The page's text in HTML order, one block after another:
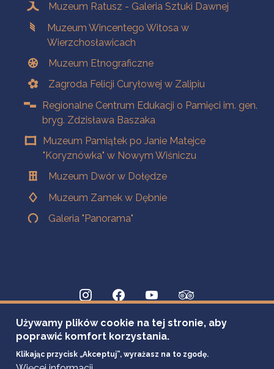
Muzeum Ratusz - Galeria Sztuki Dawnej
Muzeum Wincentego Witosa w
Wierzchosławicach
Muzeum Etnograficzne
Zagroda Felicji Curyłowej w Zalipiu
Regionalne Centrum Edukacji o Pamięci im. gen.
bryg. Zdzisława Baszaka
Muzeum Pamiątek po Janie Matejce
"Koryznówka" w Nowym Wiśniczu
Muzeum Dwór w Dołędze
Muzeum Zamek w Dębnie
Galeria "Panorama"
Używamy plików cookie na tej stronie, aby
poprawić komfort korzystania.
Klikając przycisk „Akceptuj”, wyrażasz na to zgodę.